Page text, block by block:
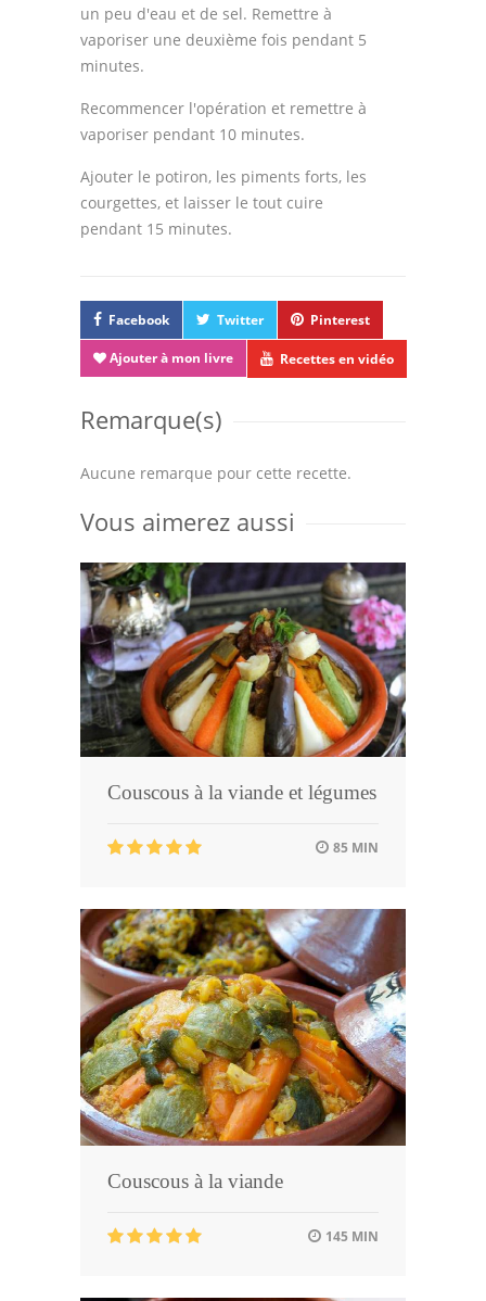
un peu d'eau et de sel. Remettre à
vaporiser une deuxième fois pendant 5
minutes.
Recommencer l'opération et remettre à
vaporiser pendant 10 minutes.
Ajouter le potiron, les piments forts, les
courgettes, et laisser le tout cuire
pendant 15 minutes.
Facebook Twitter Pinterest
Ajouter à mon livre Recettes en vidéo
Remarque(s)
Aucune remarque pour cette recette.
Vous aimerez aussi
Couscous à la viande et légumes
85 MIN
Couscous à la viande
145 MIN